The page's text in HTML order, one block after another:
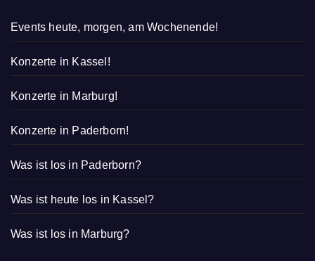
Events heute, morgen, am Wochenende!
Konzerte in Kassel!
Konzerte in Marburg!
Konzerte in Paderborn!
Was ist los in Paderborn?
Was ist heute los in Kassel?
Was ist los in Marburg?